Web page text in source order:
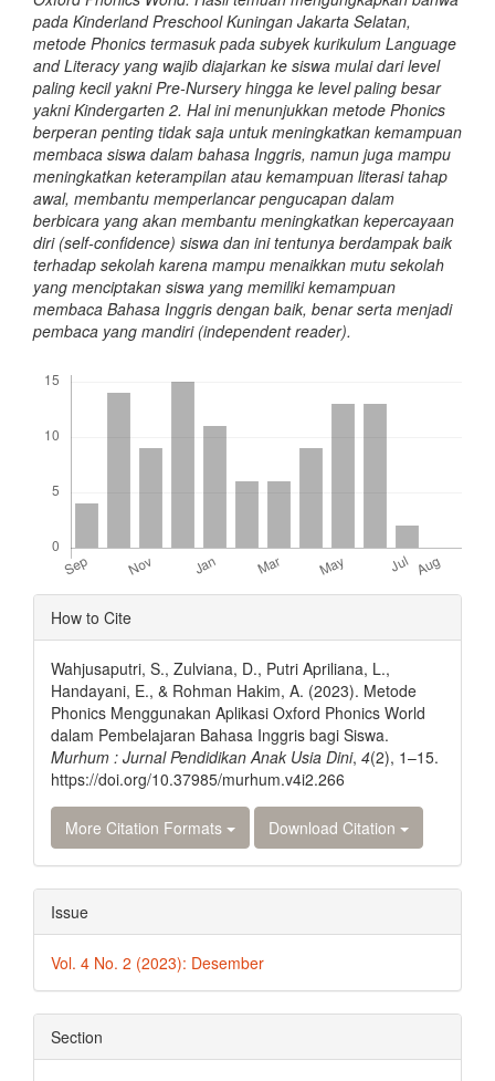
pada Kinderland Preschool Kuningan Jakarta Selatan,
metode Phonics termasuk pada subyek kurikulum Language
and Literacy yang wajib diajarkan ke siswa mulai dari level
paling kecil yakni Pre-Nursery hingga ke level paling besar
yakni Kindergarten 2. Hal ini menunjukkan metode Phonics
berperan penting tidak saja untuk meningkatkan kemampuan
membaca siswa dalam bahasa Inggris, namun juga mampu
meningkatkan keterampilan atau kemampuan literasi tahap
awal, membantu memperlancar pengucapan dalam
berbicara yang akan membantu meningkatkan kepercayaan
diri (self-confidence) siswa dan ini tentunya berdampak baik
terhadap sekolah karena mampu menaikkan mutu sekolah
yang menciptakan siswa yang memiliki kemampuan
membaca Bahasa Inggris dengan baik, benar serta menjadi
pembaca yang mandiri (independent reader).
Article
Details
How to Cite
Wahjusaputri, S., Zulviana, D., Putri Apriliana, L.,
Handayani, E., & Rohman Hakim, A. (2023). Metode
Phonics Menggunakan Aplikasi Oxford Phonics World
dalam Pembelajaran Bahasa Inggris bagi Siswa.
Murhum : Jurnal Pendidikan Anak Usia Dini, 4(2), 1–15.
https://doi.org/10.37985/murhum.v4i2.266
More Citation Formats Download Citation
Issue
Vol. 4 No. 2 (2023): Desember
Section